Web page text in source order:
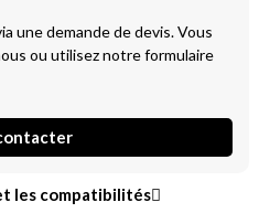
une demande de devis. Vous
ou utilisez notre formulaire
les compatibilités